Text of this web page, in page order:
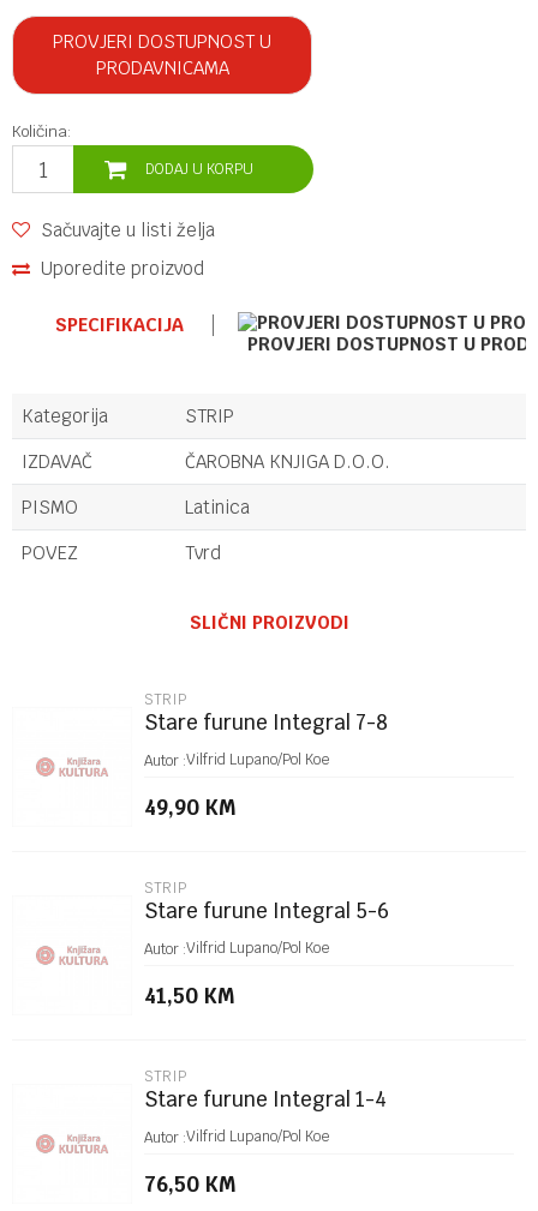
PROVJERI DOSTUPNOST U
PRODAVNICAMA
Količina:
DODAJ U KORPU
Sačuvajte u listi želja
Uporedite proizvod
SPECIFIKACIJA
PROVJERI DOSTUPNOST U
Kategorija
STRIP
IZDAVAČ
ČAROBNA KNJIGA D.O.O.
PISMO
Latinica
POVEZ
Tvrd
Poruka
POŠALJI
SLIČNI PROIZVODI
STRIP
Stare furune Integral 7-8
Autor :Vilfrid Lupano/Pol Koe
49,90 KM
STRIP
Stare furune Integral 5-6
Autor :Vilfrid Lupano/Pol Koe
41,50 KM
STRIP
Stare furune Integral 1-4
Autor :Vilfrid Lupano/Pol Koe
76,50 KM